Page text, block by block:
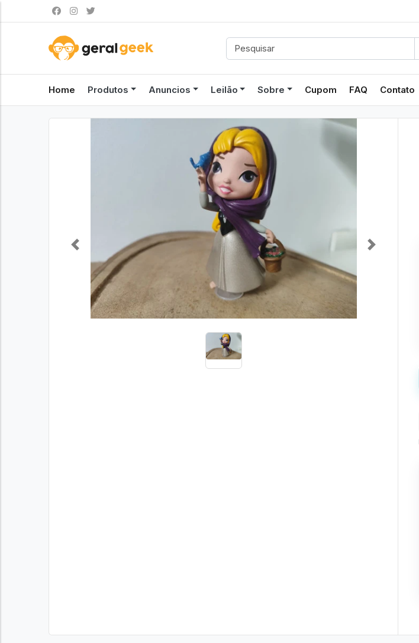
Home Produtos Anuncios Leilão Sobre Cupom FAQ Contato
Previous Next